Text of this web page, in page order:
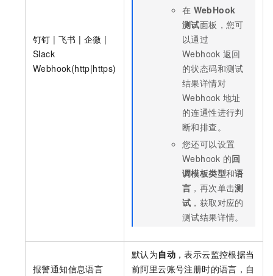
钉钉 | 飞书 | 企微 |
Slack
Webhook(http|https)
在 WebHook
测试面板，您可
以通过
Webhook 返回
的状态码和测试
结果详情对
Webhook 地址
的连通性进行判
断和排查。
您还可以设置
Webhook 的回
调模板类型和语
言 ，再次单击测
试 ，获取对应的
测试结果详情。
报警通知信息语言
默认为自动 ，表示云监控根据当
前阿里云账号注册时的语言，自